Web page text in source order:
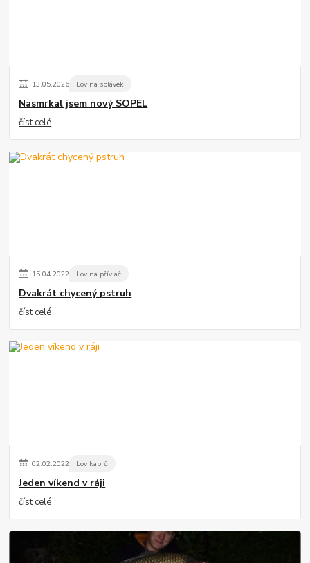
13.05.2026 Lov na splávek
Nasmrkal jsem nový SOPEL
číst celé
15.04.2022 Lov na přívlač
Dvakrát chycený pstruh
číst celé
02.02.2022 Lov kaprů
Jeden víkend v ráji
číst celé